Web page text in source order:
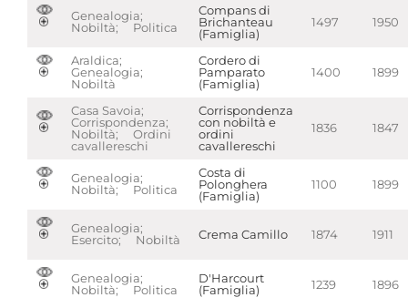
Genealogia;
Nobiltà; Politica
Compans di
Brichanteau
(Famiglia)
1497 1950
Araldica;
Genealogia;
Nobiltà
Cordero di
Pamparato
(Famiglia)
1400 1899
Casa Savoia;
Corrispondenza;
Nobiltà; Ordini
cavallereschi
Corrispondenza
con nobiltà e
ordini
cavallereschi
1836 1847
Genealogia;
Nobiltà; Politica
Costa di
Polonghera
(Famiglia)
1100 1899
Genealogia;
Esercito; Nobiltà
Crema Camillo 1874 1911
Genealogia;
Nobiltà; Politica
D'Harcourt
(Famiglia)
1239 1896